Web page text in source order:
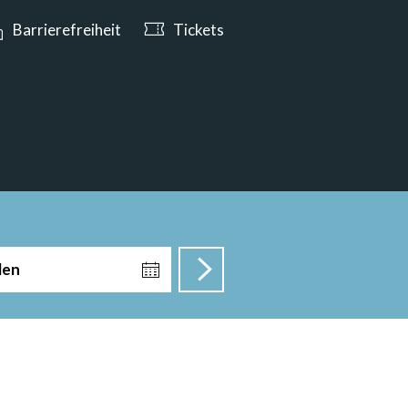
ab 10:00 Uhr geöffnet
Barrierefreiheit Tickets